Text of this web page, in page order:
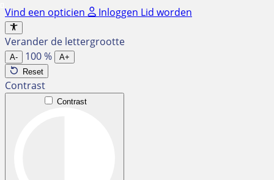
Ga
naar
de
inhoud
Vind een opticien Inloggen Lid worden
Verander de lettergrootte
A- 100%
A+
Reset
Contrast
Contrast